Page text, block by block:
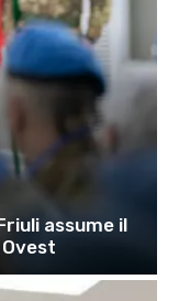
assume il